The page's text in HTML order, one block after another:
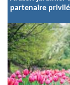
partenaire